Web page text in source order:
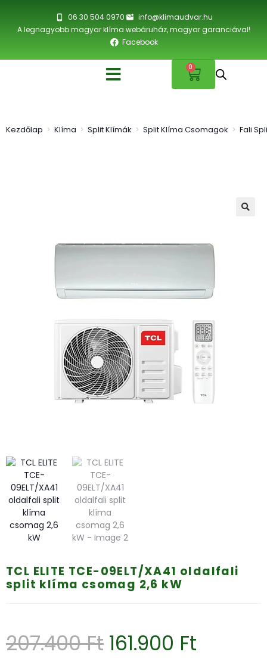
06 30 504 0970
info@klimaudvar.hu
A legnagyobb magyar klíma webáruház, magyar garanciával!
Facebook
0
Kezdőlap > Klíma > Split Klímák > Split Klíma Csomagok > Fali
TCL ELITE TCE-09ELT/XA41 oldalfali
split klíma csomag 2,6 kW
207.400Ft 161.900 Ft